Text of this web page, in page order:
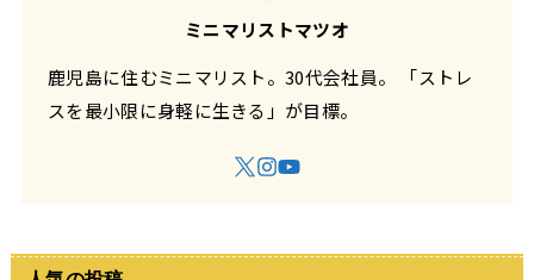
ミニマリストマツオ
鹿児島に住むミニマリスト。30代会社員。 「ストレ
スを最小限に身軽に生きる」が目標。